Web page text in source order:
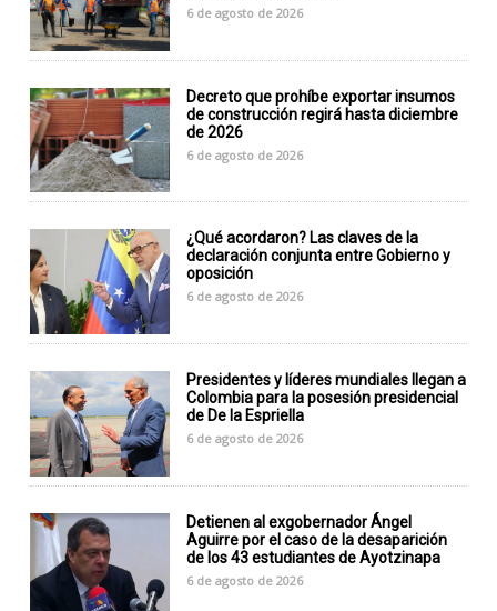
6 de agosto de 2026
Decreto que prohíbe exportar insumos
de construcción regirá hasta diciembre
de 2026
6 de agosto de 2026
¿Qué acordaron? Las claves de la
declaración conjunta entre Gobierno y
oposición
6 de agosto de 2026
Presidentes y líderes mundiales llegan a
Colombia para la posesión presidencial
de De la Espriella
6 de agosto de 2026
Detienen al exgobernador Ángel
Aguirre por el caso de la desaparición
de los 43 estudiantes de Ayotzinapa
6 de agosto de 2026